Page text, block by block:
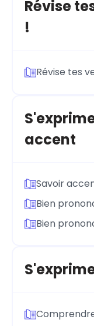
Révise
!
Révise tes
accent
Savoir
Bien
Bien